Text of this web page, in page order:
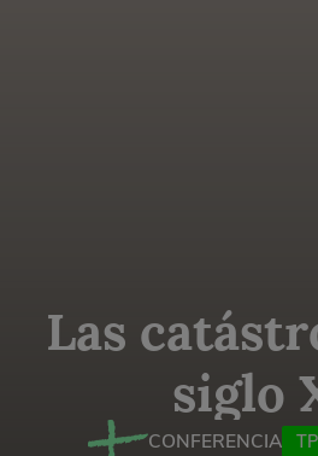
Las
siglo
CONFERENCIA TP